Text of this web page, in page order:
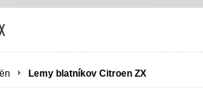
Lemy blatníkov Citroen ZX